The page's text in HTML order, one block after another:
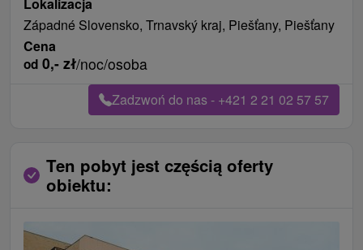
Lokalizacja
Západné Slovensko, Trnavský kraj, Piešťany, Piešťany
Cena
od 0,- zł/noc/osoba
Zadzwoń do nas - +421 2 21 02 57 57
Ten pobyt jest częścią oferty
obiektu: